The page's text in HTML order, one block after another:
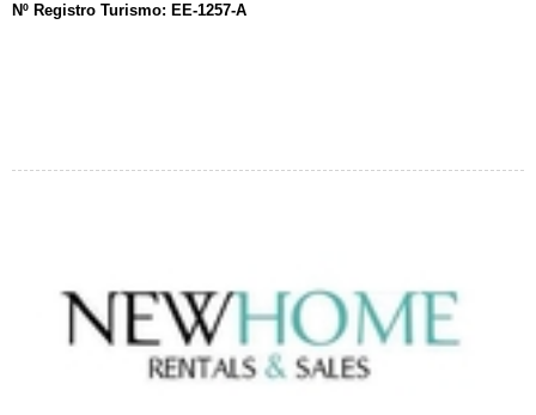
Nº Registro Turismo: EE-1257-A